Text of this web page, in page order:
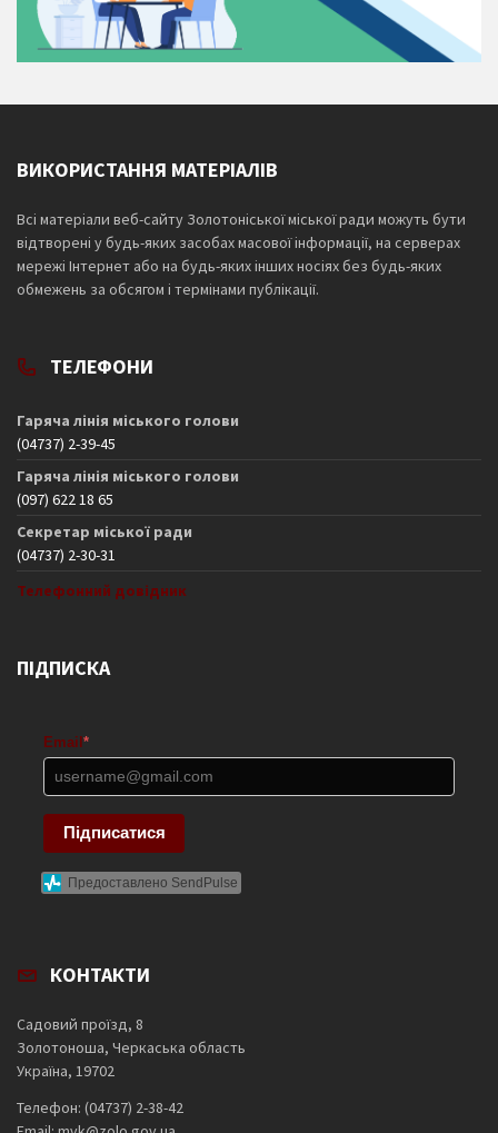
ВИКОРИСТАННЯ МАТЕРІАЛІВ
Всі матеріали веб-сайту Золотоніської міської ради можуть бути
відтворені у будь-яких засобах масової інформації, на серверах
мережі Інтернет або на будь-яких інших носіях без будь-яких
обмежень за обсягом і термінами публікації.
ТЕЛЕФОНИ
Гаряча лінія міського голови
(04737) 2-39-45
Гаряча лінія міського голови
(097) 622 18 65
Секретар міської ради
(04737) 2-30-31
Телефонний довідник
ПІДПИСКА
Email *
Підписатися
Предоставлено SendPulse
КОНТАКТИ
Садовий проїзд, 8
Золотоноша, Черкаська область
Україна, 19702
Телефон: (04737) 2-38-42